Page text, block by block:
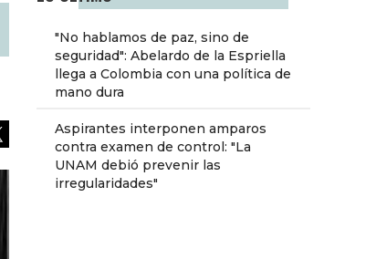
"No hablamos de paz, sino de
seguridad": Abelardo de la Espriella
llega a Colombia con una política de
mano dura
Aspirantes interponen amparos
contra examen de control: "La
UNAM debió prevenir las
irregularidades"